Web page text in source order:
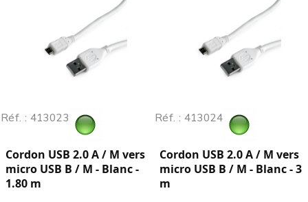
Réf. : 413023
Cordon USB 2.0 A / M vers
micro USB B / M - Blanc -
1.80 m
Réf. : 413024
Cordon USB 2.0 A / M vers
micro USB B / M - Blanc - 3
m